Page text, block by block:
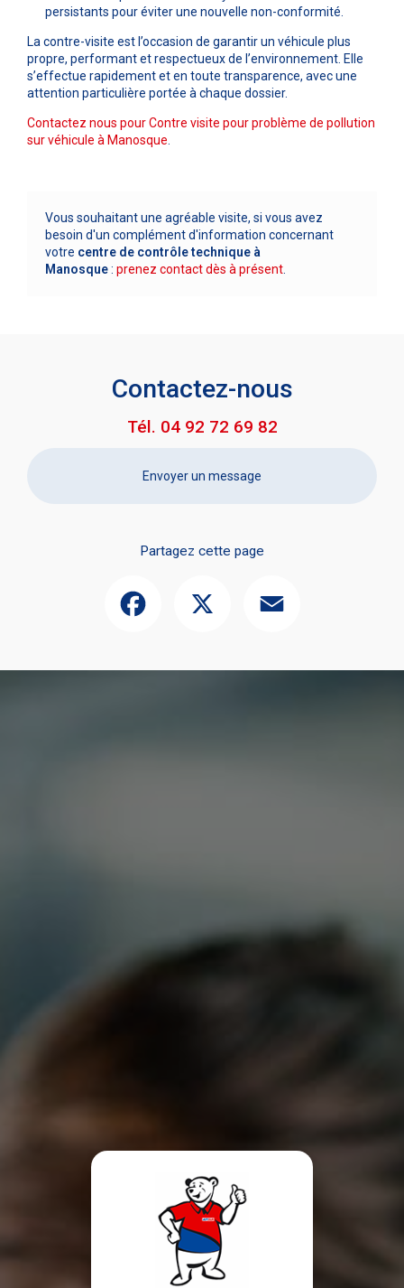
persistants pour éviter une nouvelle non-conformité.
La contre-visite est l’occasion de garantir un véhicule plus
propre, performant et respectueux de l’environnement. Elle
s’effectue rapidement et en toute transparence, avec une
attention particulière portée à chaque dossier.
Contactez nous pour Contre visite pour problème de pollution
sur véhicule à Manosque
Vous souhaitant une agréable visite, si vous avez
besoin d'un complément d'information concernant
votre centre de contrôle technique à
Manosque: prenez contact dès à présent
Contactez-nous
Tél. 04 92 72 69 82
Envoyer un message
Partagez cette page